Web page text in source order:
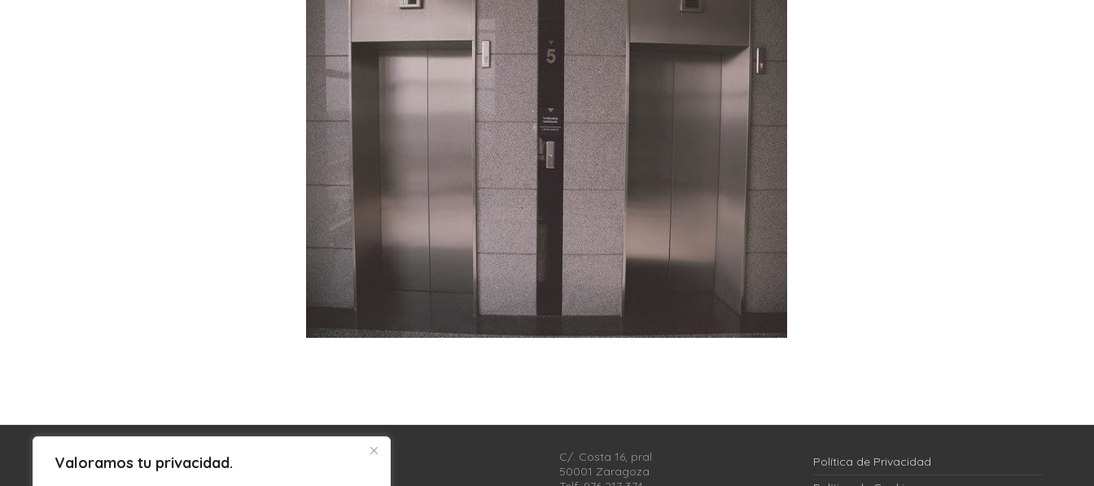
Valoramos tu privacidad.
C/. Costa 16, pral.
50001 Zaragoza
Política de Privacidad